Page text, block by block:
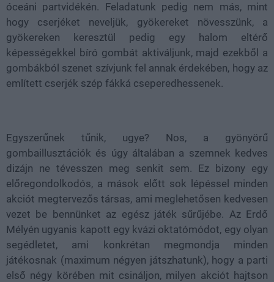
óceáni partvidékén. Feladatunk pedig nem más, mint
hogy cserjéket neveljük, gyökereket növesszünk, a
gyökereken keresztül pedig egy halom eltérő
képességekkel bíró gombát aktiváljunk, majd ezekből a
gombákból szenet szívjunk fel annak érdekében, hogy az
említett cserjék szép fákká cseperedhessenek.
Egyszerűnek tűnik, ugye? Nos, a gyönyörű
gombaillusztációk és úgy általában a szemnek kedves
dizájn ne tévesszen meg senkit sem. Ez bizony egy
előregondolkodós, a mások előtt sok lépéssel minden
akciót megtervezős társas, ami meglehetősen kedvesen
vezet be bennünket az egész játék sűrűjébe. Az Erdő
Mélyén ugyanis kapott egy kvázi oktatómódot, egy olyan
segédletet, ami konkrétan megmondja minden
játékosnak (maximum négyen játszhatunk), hogy a parti
első négy körében mit csináljon, milyen akciót hajtson